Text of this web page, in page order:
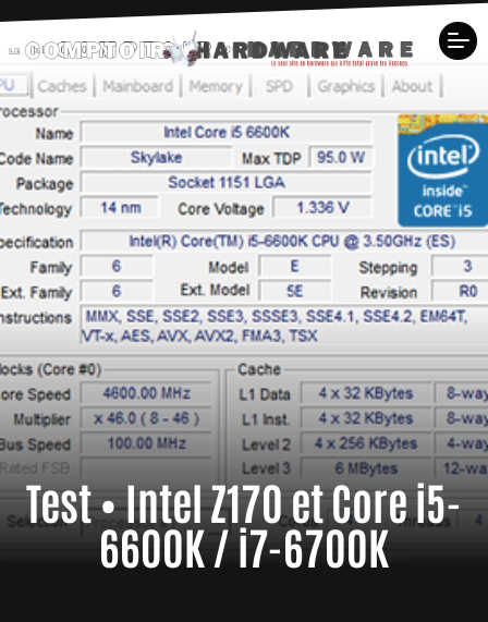
Test • Intel Z170 et Core i5-
6600K / i7-6700K